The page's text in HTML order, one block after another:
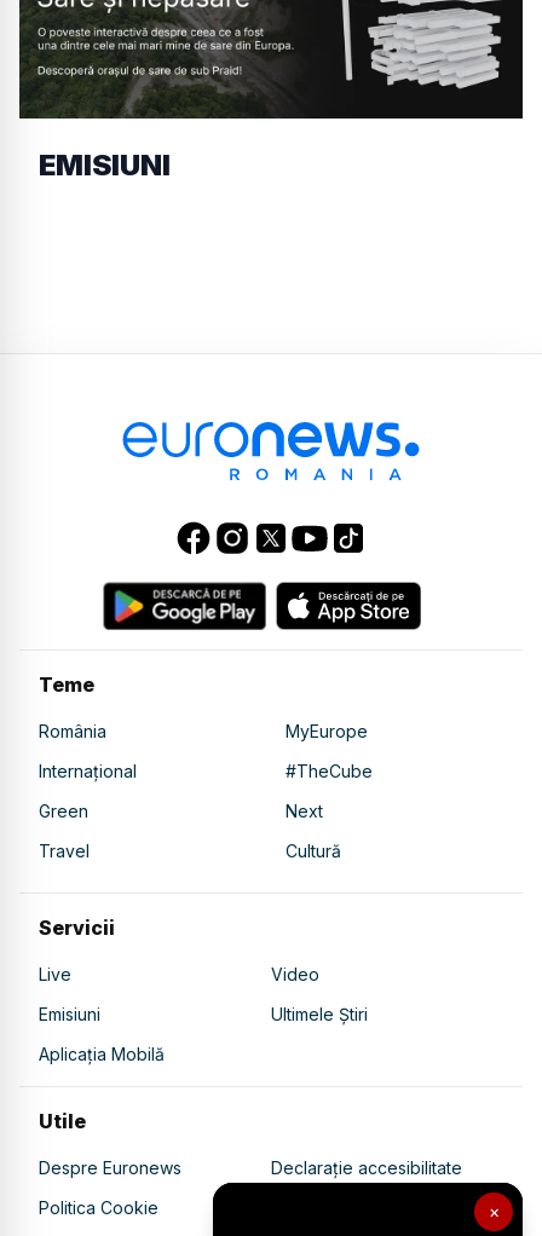
×
EMISIUNI
Teme
România
MyEurope
Internațional
#TheCube
Green
Next
Travel
Cultură
Servicii
Live
Video
Emisiuni
Ultimele Știri
Aplicația Mobilă
Utile
Despre Euronews
Declarație accesibilitate
Politica Cookie
Politica de confidențialitate